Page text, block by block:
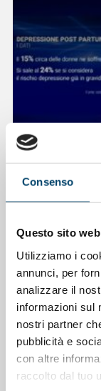
Consenso
Questo sito
Utilizziamo i
annunci, per
analizzare il
informazioni sul
nostri partner
pubblicità e
con altre
raccolto dal tuo
ONDA PER LE
Prof.
23 Apr 2026